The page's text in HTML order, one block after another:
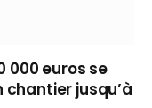
000 euros se
jusqu’à